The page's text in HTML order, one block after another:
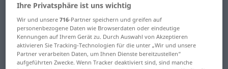
Deutsch-Kroatisch Übersetzung für
"schwingen"
"schwingen" Kroatisch Übersetzung
Ihre Privatsphäre ist uns wichtig
Wir und unsere716-Partner speichern und greifen auf
personenbezogene Daten wie Browserdaten oder eindeutige
Kennungen auf Ihrem Gerät zu. Durch Auswahl von Akzeptieren
aktivieren Sie Tracking-Technologien für die unter „Wir und unsere
Partner verarbeiten Daten, um Ihnen Dienste bereitzustellen“
aufgeführten Zwecke. Wenn Tracker deaktiviert sind, sind manche